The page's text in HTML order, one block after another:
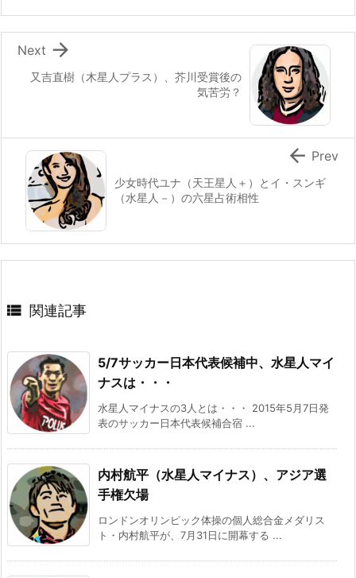
又吉直樹（木星人プラス）、芥川受賞後の
気苦労？

Next
少女時代ユナ（天王星人＋）とイ・スンギ
（水星人－）の六星占術相性
 Prev
 関連記事
5/7サッカー日本代表候補中、水星人マイ
ナスは・・・
水星人マイナスの3人とは・・・ 2015年5月7日発
表のサッカー日本代表候補合宿 ...
内村航平（水星人マイナス）、アジア選
手権欠場
ロンドンオリンピック体操の個人総合金メダリス
ト・内村航平が、7月31日に開幕する ...